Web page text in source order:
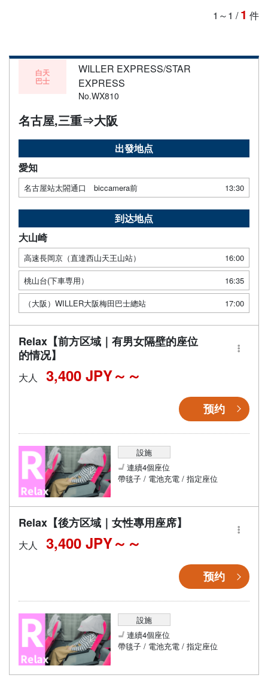
1～1 /1 件
白天
巴士
WILLER EXPRESS/STAR
EXPRESS
No.WX810
名古屋,三重⇒大阪
出發地点
愛知
名古屋站太閤通口 biccamera前 13:30
到达地点
大山崎
高速長岡京（直達西山天王山站）
16:00
桃山台(下車専用）
16:35
（大阪）WILLER大阪梅田巴士總站
17:00
Relax【前方区域｜有男女隔壁的座位
的情况】
大人 3,400 JPY～
预约
設施
連續4個座位
帶毯子 / 電池充電 / 指定座位
Relax【後方区域｜女性專用座席】
大人 3,400 JPY～
预约
設施
連續4個座位
帶毯子 / 電池充電 / 指定座位